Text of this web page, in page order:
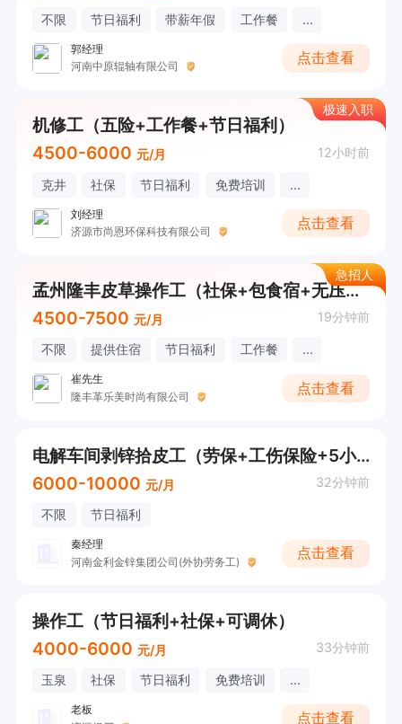
不限 节日福利 带薪年假 工作餐 ...
郭经理
河南中原辊轴有限公司
点击查看
极速入职
机修工（五险+工作餐+节日福利）
4500-6000 元/月 12小时前
克井 社保 节日福利 免费培训 ...
刘经理
济源市尚恩环保科技有限公司
点击查看
急招人
孟州隆丰皮草操作工（社保+包食宿+无压力）
4500-7500 元/月 19分钟前
不限 提供住宿 节日福利 工作餐 ...
崔先生
隆丰革乐美时尚有限公司
点击查看
电解车间剥锌拾皮工（劳保+工伤保险+5小时）
6000-10000 元/月 32分钟前
不限 节日福利
秦经理
河南金利金锌集团公司(外协劳务工)
点击查看
操作工（节日福利+社保+可调休）
4000-6000 元/月 33分钟前
玉泉 社保 节日福利 免费培训 ...
老板
点击查看